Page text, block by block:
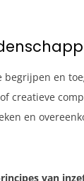
en
creatieve
en
van